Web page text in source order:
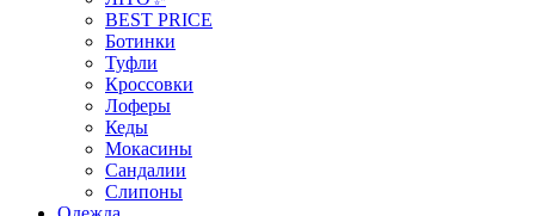
BEST PRICE
Ботинки
Туфли
Кроссовки
Лоферы
Кеды
Мокасины
Сандалии
Слипоны